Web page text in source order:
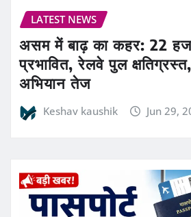
LATEST NEWS
असम में बाढ़ का कहर: 22
प्रभावित, रेलवे पुल
अभियान तेज
Keshav kaushik Jun 29,